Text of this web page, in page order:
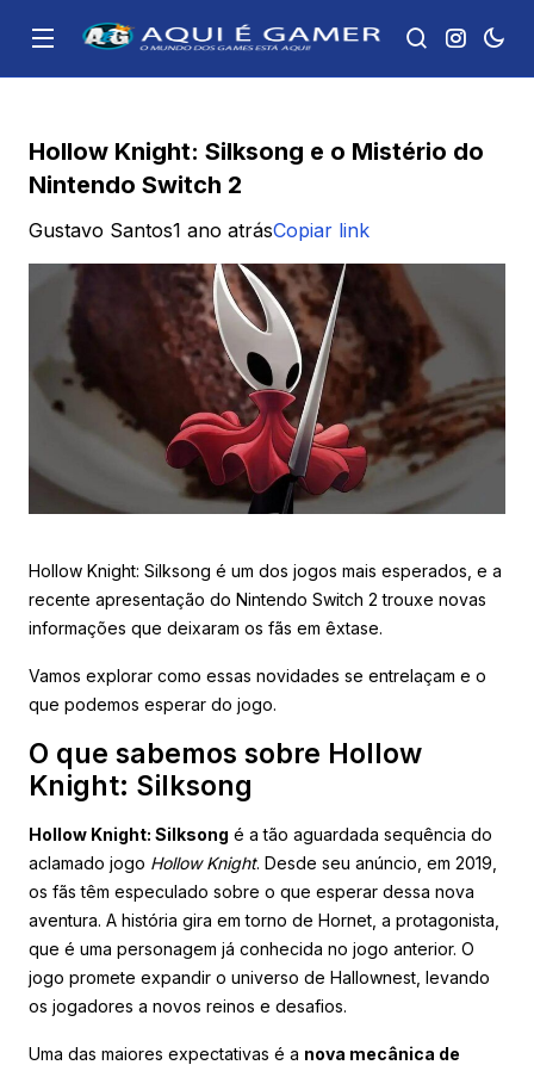
Hollow Knight: Silksong e o Mistério do
Nintendo Switch 2
Gustavo Santos1 ano atrásCopiar link
Hollow Knight: Silksong é um dos jogos mais esperados, e a
recente apresentação do Nintendo Switch 2 trouxe novas
informações que deixaram os fãs em êxtase.
Vamos explorar como essas novidades se entrelaçam e o
que podemos esperar do jogo.
O que sabemos sobre Hollow
Knight: Silksong
Hollow Knight: Silksong é a tão aguardada sequência do
aclamado jogo Hollow Knight. Desde seu anúncio, em 2019,
os fãs têm especulado sobre o que esperar dessa nova
aventura. A história gira em torno de Hornet, a protagonista,
que é uma personagem já conhecida no jogo anterior. O
jogo promete expandir o universo de Hallownest, levando
os jogadores a novos reinos e desafios.
Uma das maiores expectativas é a nova mecânica de